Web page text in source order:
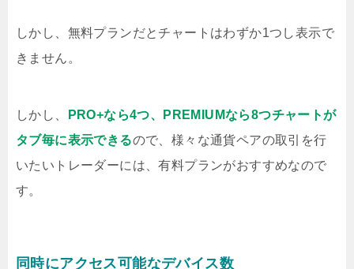
しかし、無料プランだとチャートはわずか1つし表示で
きません。
しかし、
PRO+なら4つ、PREMIUMなら8つチャートが
タブ毎に表示できるので、様々な通貨ペアの取引を行
いたいトレーダーには、有料プランがおすすめなので
す。
同時にアクセス可能なデバイス数